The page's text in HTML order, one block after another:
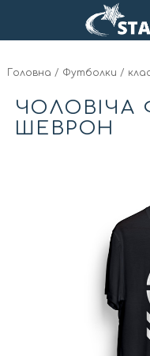
Головна / Футболки /
ЧОЛОВІЧА
ШЕВРОН